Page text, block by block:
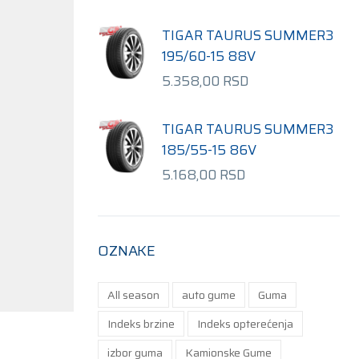
TIGAR TAURUS SUMMER3
195/60-15 88V
5.358,00 RSD
TIGAR TAURUS SUMMER3
185/55-15 86V
5.168,00 RSD
OZNAKE
All season auto gume
Guma
Indeks brzine
Indeks opterećenja
izbor guma
Kamionske Gume